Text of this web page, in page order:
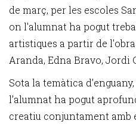
de març, per les escoles
on l'alumnat ha pogut
artistiques a partir de
Aranda, Edna Bravo, Jordi
Sota la temàtica d’enguany,
l’alumnat ha pogut
creatiu conjuntament amb